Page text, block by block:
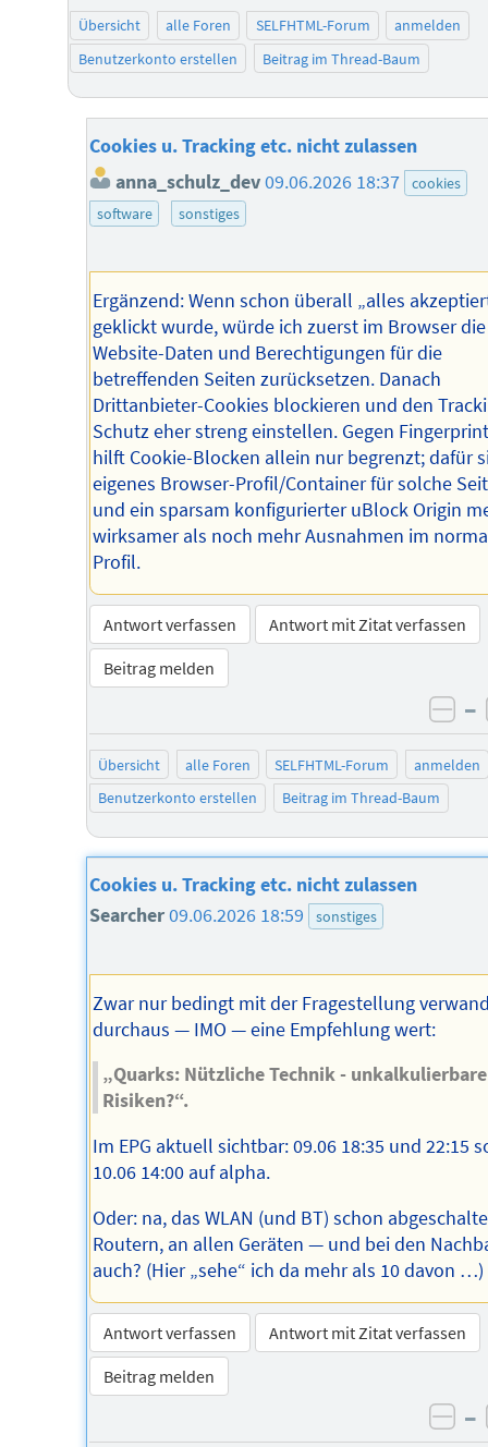
Übersicht alle Foren SELFHTML-Forum
anmelden
Benutzerkonto erstellen
Beitrag im Thread-Baum
Cookies u. Tracking etc. nicht zulassen
anna_schulz_dev09.06.2026 18:37
cookies
software
sonstiges
Ergänzend: Wenn schon überall „alles
geklickt wurde, würde ich zuerst im Browser die
Website-Daten und Berechtigungen für die
betreffenden Seiten zurücksetzen. Danach
Drittanbieter-Cookies blockieren und den
Schutz eher streng einstellen. Gegen
hilft Cookie-Blocken allein nur begrenzt; dafür
eigenes Browser-Profil/Container für solche
und ein sparsam konfigurierter uBlock Origin
wirksamer als noch mehr Ausnahmen im
Profil.
Antwort verfassen
Antwort mit Zitat verfassen
Beitrag melden
–
Übersicht alle Foren SELFHTML-Forum
anmelden
Benutzerkonto erstellen
Beitrag im Thread-Baum
Cookies u. Tracking etc. nicht zulassen
Searcher09.06.2026 18:59 sonstiges
Zwar nur bedingt mit der Fragestellung
durchaus — IMO — eine Empfehlung wert:
„Quarks: Nützliche Technik - unkalkulierbare
Risiken?“.
Im EPG aktuell sichtbar: 09.06 18:35 und 22:15
10.06 14:00 auf alpha.
Oder: na, das WLAN (und BT) schon
Routern, an allen Geräten — und bei den
auch? (Hier „sehe“ ich da mehr als 10 davon …)
Antwort verfassen
Antwort mit Zitat verfassen
Beitrag melden
–